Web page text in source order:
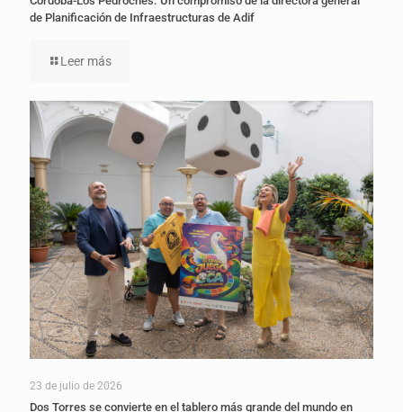
de Planificación de Infraestructuras de Adif
Leer más
23 de julio de 2026
Dos Torres se convierte en el tablero más grande del mundo en